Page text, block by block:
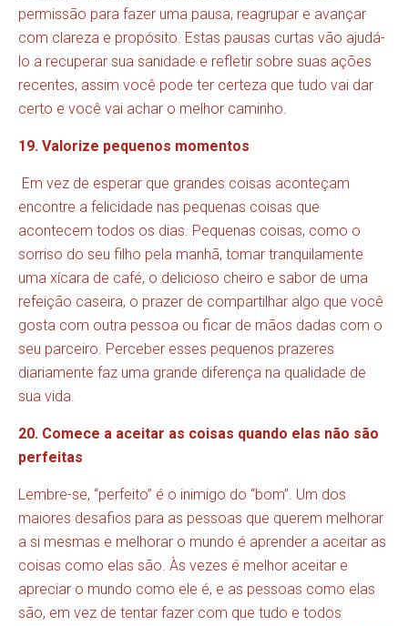
permissão para fazer uma pausa, reagrupar e avançar
com clareza e propósito. Estas pausas curtas vão ajudá-
lo a recuperar sua sanidade e refletir sobre suas ações
recentes, assim você pode ter certeza que tudo vai dar
certo e você vai achar o melhor caminho.
19. Valorize pequenos momentos
Em vez de esperar que grandes coisas aconteçam
encontre a felicidade nas pequenas coisas que
acontecem todos os dias. Pequenas coisas, como o
sorriso do seu filho pela manhã, tomar tranquilamente
uma xícara de café, o delicioso cheiro e sabor de uma
refeição caseira, o prazer de compartilhar algo que você
gosta com outra pessoa ou ficar de mãos dadas com o
seu parceiro. Perceber esses pequenos prazeres
diariamente faz uma grande diferença na qualidade de
sua vida.
20. Comece a aceitar as coisas quando elas não são
perfeitas
Lembre-se, “perfeito” é o inimigo do “bom”. Um dos
maiores desafios para as pessoas que querem melhorar
a si mesmas e melhorar o mundo é aprender a aceitar as
coisas como elas são. Às vezes é melhor aceitar e
apreciar o mundo como ele é, e as pessoas como elas
são, em vez de tentar fazer com que tudo e todos